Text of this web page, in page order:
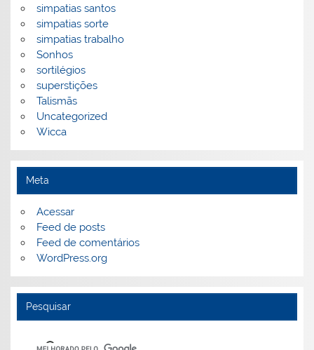
simpatias santos
simpatias sorte
simpatias trabalho
Sonhos
sortilégios
superstições
Talismãs
Uncategorized
Wicca
Meta
Acessar
Feed de posts
Feed de comentários
WordPress.org
Pesquisar